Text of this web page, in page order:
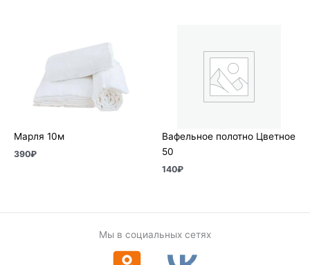
Марля 10м
390₽
Вафельное полотно Цветное
50
140₽
Мы в социальных сетях